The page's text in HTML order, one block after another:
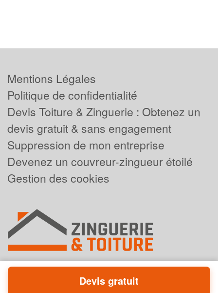
Mentions Légales
Politique de confidentialité
Devis Toiture & Zinguerie : Obtenez un
devis gratuit & sans engagement
Suppression de mon entreprise
Devenez un couvreur-zingueur étoilé
Gestion des cookies
Powered byPlus que pro
Devis gratuit